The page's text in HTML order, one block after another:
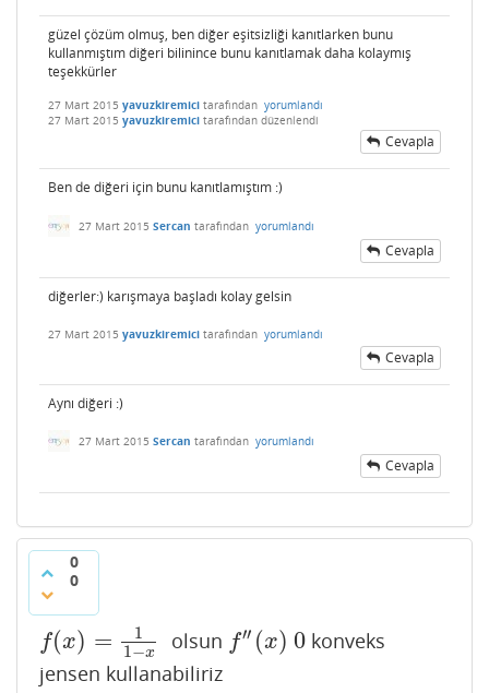
güzel çözüm olmuş, ben diğer eşitsizliği kanıtlarken bunu
kullanmıştım diğeri bilinince bunu kanıtlamak daha kolaymış
teşekkürler
27 Mart 2015 yavuzkiremici tarafından yorumlandı
27 Mart 2015 yavuzkiremici tarafından düzenlendi
Cevapla
Ben de diğeri için bunu kanıtlamıştım :)
27 Mart 2015 Sercan tarafından yorumlandı
Cevapla
diğerler:) karışmaya başladı kolay gelsin
27 Mart 2015 yavuzkiremici tarafından yorumlandı
Cevapla
Aynı diğeri :)
27 Mart 2015 Sercan tarafından yorumlandı
Cevapla
0
0
f(x) =
1
1−x
f(x)=1 1−x olsun f′′ (x) 0
f″(x)0
konveks
jensen kullanabiliriz